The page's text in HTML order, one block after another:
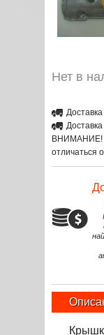
Нет в
ВНИМАНИЕ!
отличаться